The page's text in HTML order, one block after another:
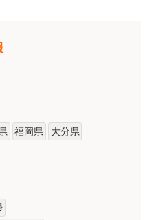
福岡県
大分県